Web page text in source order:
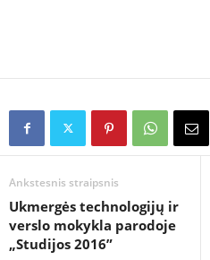
Ankstesnis straipsnis
Ukmergės technologijų ir
verslo mokykla parodoje
„Studijos 2016”